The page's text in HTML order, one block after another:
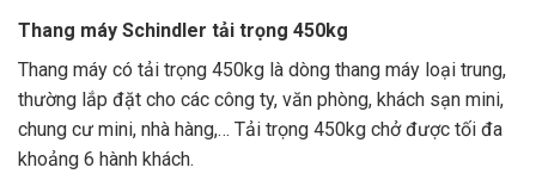
Thang máy Schindler tải trọng 450kg
Thang máy có tải trọng 450kg là dòng thang máy loại trung,
thường lắp đặt cho các công ty, văn phòng, khách sạn mini,
chung cư mini, nhà hàng,… Tải trọng 450kg chở được tối đa
khoảng 6 hành khách.